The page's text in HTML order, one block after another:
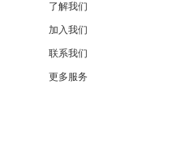
了解我们
加入我们
联系我们
更多服务